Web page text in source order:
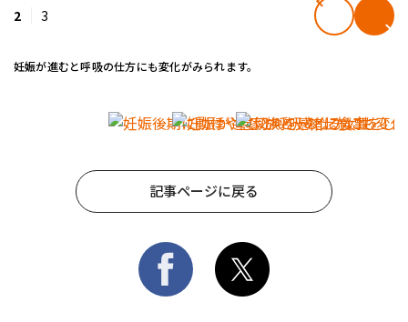
2 3
妊娠が進むと呼吸の仕方にも変化がみられます。
記事ページに戻る